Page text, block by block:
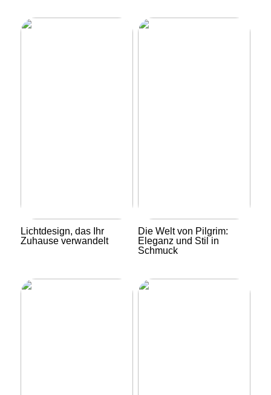
Lichtdesign, das Ihr
Zuhause verwandelt
Die Welt von Pilgrim:
Eleganz und Stil in
Schmuck